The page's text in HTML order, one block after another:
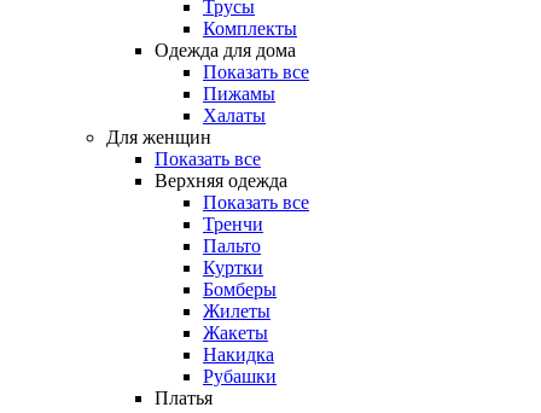
Трусы
Комплекты
Одежда для дома
Показать все
Пижамы
Халаты
Для женщин
Показать все
Верхняя одежда
Показать все
Тренчи
Пальто
Куртки
Бомберы
Жилеты
Жакеты
Накидка
Рубашки
Платья